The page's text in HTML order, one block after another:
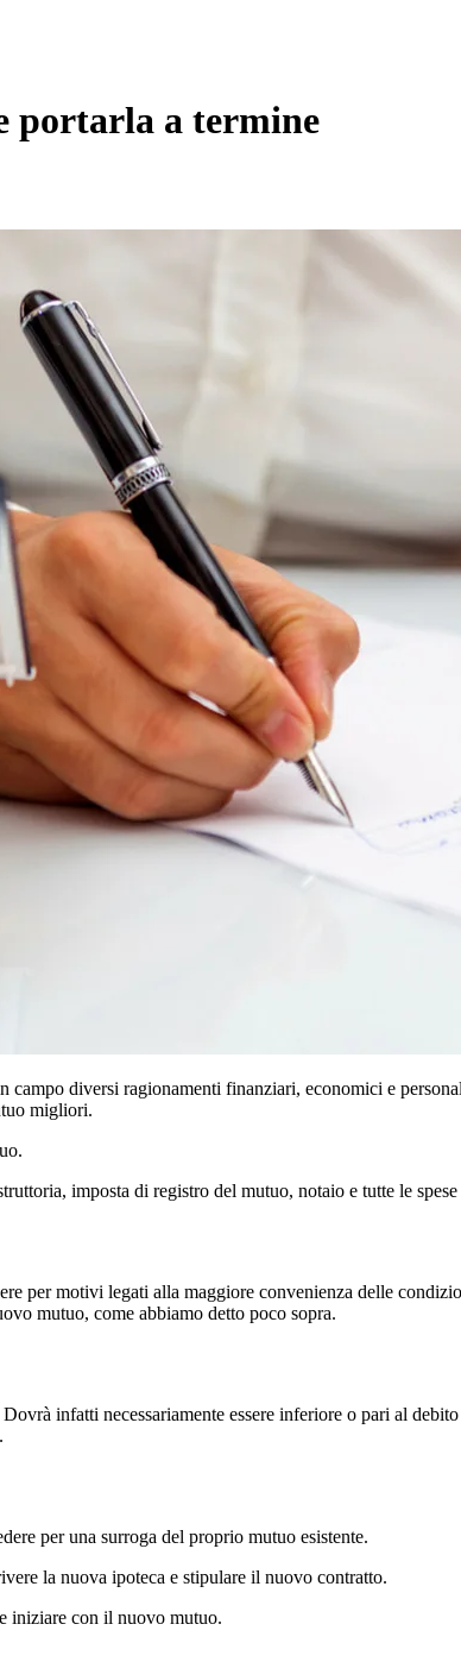
portarla a termine
campo diversi ragionamenti finanziari, economici e
migliori.
imposta di registro del mutuo, notaio e tutte le
per motivi legati alla maggiore convenienza delle
mutuo, come abbiamo detto poco sopra.
infatti necessariamente essere inferiore o pari al
per una surroga del proprio mutuo esistente.
la nuova ipoteca e stipulare il nuovo contratto.
iniziare con il nuovo mutuo.